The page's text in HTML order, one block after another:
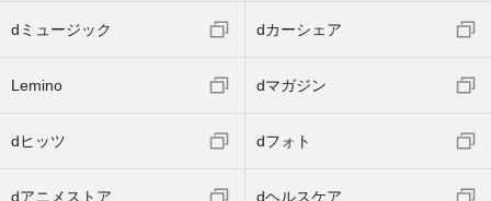
dミュージック dカーシェア
Lemino dマガジン
dヒッツ dフォト
dアニメストア dヘルスケア